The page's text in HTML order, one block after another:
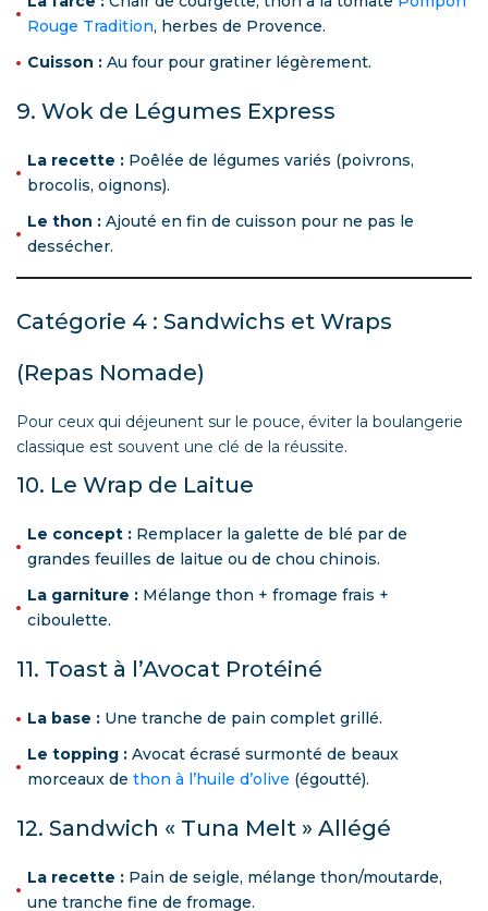
Rouge Tradition, herbes de Provence.
Cuisson : Au four pour gratiner légèrement.
9. Wok de Légumes Express
La recette : Poêlée de légumes variés (poivrons,
brocolis, oignons).
Le thon : Ajouté en fin de cuisson pour ne pas le
dessécher.
Catégorie 4 : Sandwichs et Wraps
(Repas Nomade)
Pour ceux qui déjeunent sur le pouce, éviter la boulangerie
classique est souvent une clé de la réussite.
10. Le Wrap de Laitue
Le concept : Remplacer la galette de blé par de
grandes feuilles de laitue ou de chou chinois.
La garniture : Mélange thon + fromage frais +
ciboulette.
11. Toast à l’Avocat Protéiné
La base : Une tranche de pain complet grillé.
Le topping : Avocat écrasé surmonté de beaux
morceaux de thon à l’huile d’olive (égoutté).
12. Sandwich « Tuna Melt » Allégé
La recette : Pain de seigle, mélange thon/moutarde,
une tranche fine de fromage.